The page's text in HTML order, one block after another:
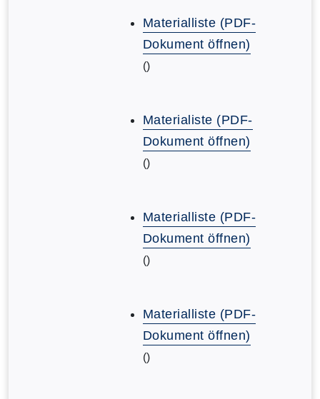
Materialliste (PDF-
Dokument öffnen)
()
Materialiste (PDF-
Dokument öffnen)
()
Materialliste (PDF-
Dokument öffnen)
()
Materialliste (PDF-
Dokument öffnen)
()